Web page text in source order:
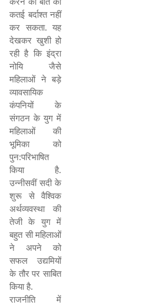
कतई बर्दाश्त नहीं
कर सकता. यह
देखकर खुशी हो
रही है कि इंद्रा
नोयि जैसे
महिलाओं ने बड़े
व्यावसायिक
कंपनियों के
संगठन के युग में
महिलाओं की
भूमिका को
पुन:परिभाषित
किया है.
उन्नीसवीं सदी के
शुरू से वैश्विक
अर्थव्यवस्था की
तेजी के युग में
बहुत सी महिलाओं
ने अपने को
सफल उद्यमियों
के तौर पर साबित
किया है.
राजनीति में